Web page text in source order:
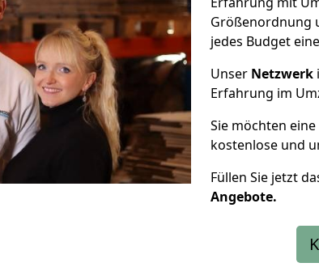
Größenordnung
jedes Budget
Unser Netzwerk
Erfahrung im
Sie möchten eine
kostenlose und
Füllen Sie jetzt
Angebote.